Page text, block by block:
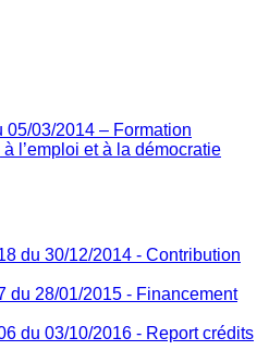
05/03/2014 – Formation
l’emploi et à la démocratie
du 30/12/2014 - Contribution
du 28/01/2015 - Financement
du 03/10/2016 - Report crédits